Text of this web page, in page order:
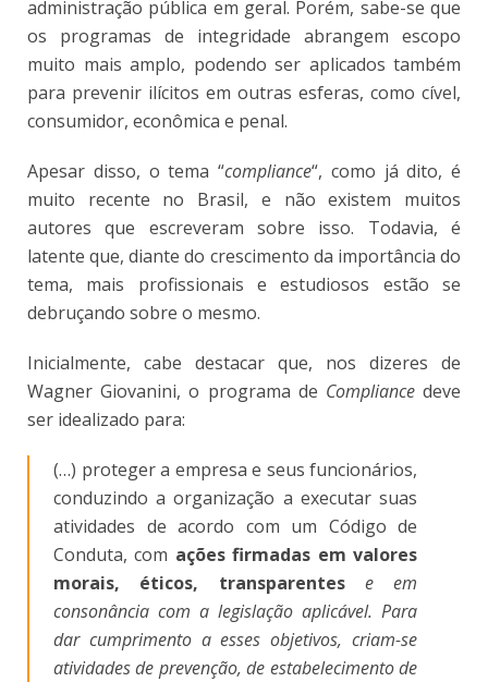
administração pública em geral. Porém, sabe-se que
os programas de integridade abrangem escopo
muito mais amplo, podendo ser aplicados também
para prevenir ilícitos em outras esferas, como cível,
consumidor, econômica e penal.
Apesar disso, o tema “compliance“, como já dito, é
muito recente no Brasil, e não existem muitos
autores que escreveram sobre isso. Todavia, é
latente que, diante do crescimento da importância do
tema, mais profissionais e estudiosos estão se
debruçando sobre o mesmo.
Inicialmente, cabe destacar que, nos dizeres de
Wagner Giovanini, o programa de Compliancedeve
ser idealizado para:
(…) proteger a empresa e seus funcionários,
conduzindo a organização a executar suas
atividades de acordo com um Código de
Conduta, com ações firmadas em valores
morais, éticos, transparentese em
consonância com a legislação aplicável. Para
dar cumprimento a esses objetivos, criam-se
atividades de prevenção, de estabelecimento de